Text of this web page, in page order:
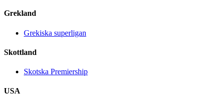
Grekland
Grekiska superligan
Skottland
Skotska Premiership
USA